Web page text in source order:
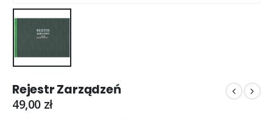
Rejestr Zarządzeń
49,00 zł